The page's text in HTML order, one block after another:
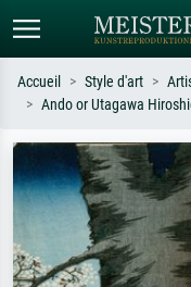
Recherchez par artiste, titre
ex. Monet, Nuit étoilée,
impressionnisme, vague de
nu.
Accueil Style d'art
Ando or Utagawa